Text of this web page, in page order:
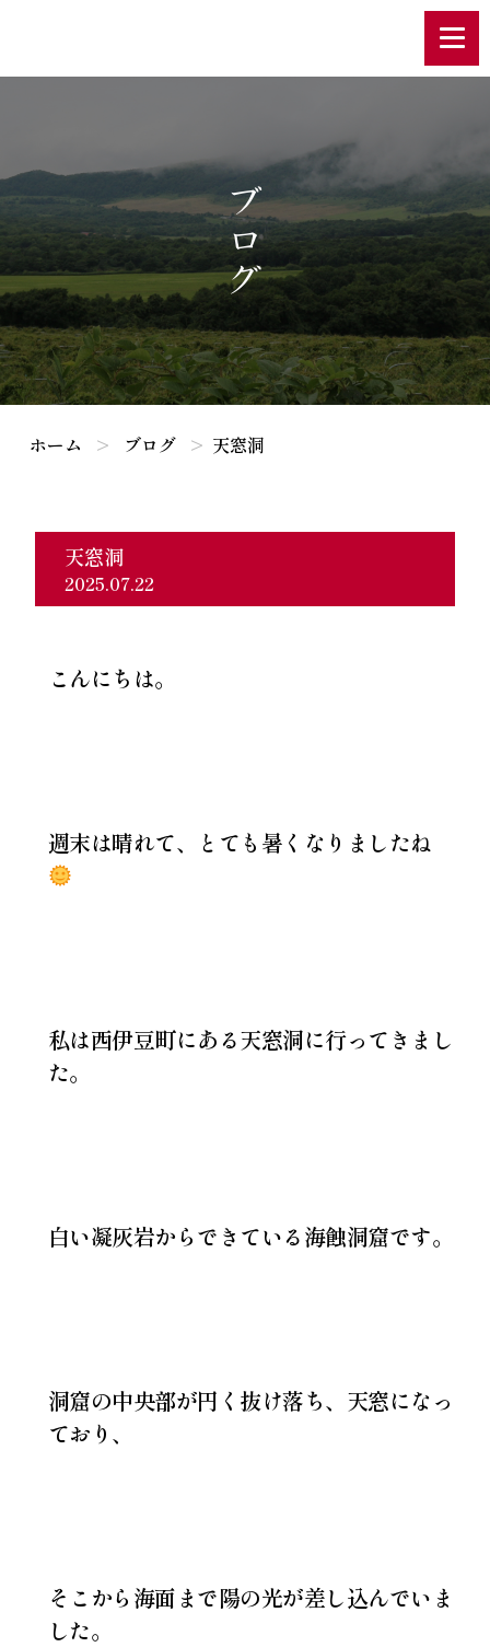
ブログ
ホーム ブログ 天窓洞
天窓洞
2025.07.22
こんにちは。
週末は晴れて、とても暑くなりましたね
私は西伊豆町にある天窓洞に行ってきまし
た。
白い凝灰岩からできている海蝕洞窟です。
洞窟の中央部が円く抜け落ち、天窓になっ
ており、
そこから海面まで陽の光が差し込んでいま
した。